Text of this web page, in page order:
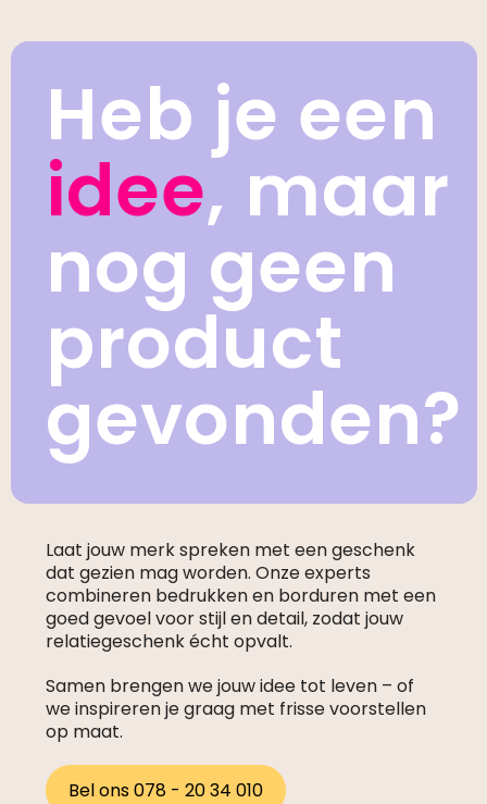
Heb je een
idee, maar
nog geen
product
gevonden?
Laat jouw merk spreken met een geschenk
dat gezien mag worden. Onze experts
combineren bedrukken en borduren met een
goed gevoel voor stijl en detail, zodat jouw
relatiegeschenk écht opvalt.
Samen brengen we jouw idee tot leven – of
we inspireren je graag met frisse voorstellen
op maat.
Bel ons 078 - 20 34 010